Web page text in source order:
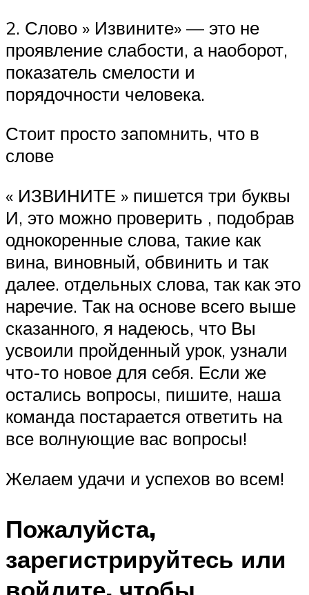
2. Слово » Извините» — это не
проявление слабости, а наоборот,
показатель смелости и
порядочности человека.
Стоит просто запомнить, что в
слове
« ИЗВИНИТЕ » пишется три буквы
И, это можно проверить , подобрав
однокоренные слова, такие как
вина, виновный, обвинить и так
далее. отдельных слова, так как это
наречие. Так на основе всего выше
сказанного, я надеюсь, что Вы
усвоили пройденный урок, узнали
что-то новое для себя. Если же
остались вопросы, пишите, наша
команда постарается ответить на
все волнующие вас вопросы!
Желаем удачи и успехов во всем!
Пожалуйста,
зарегистрируйтесь или